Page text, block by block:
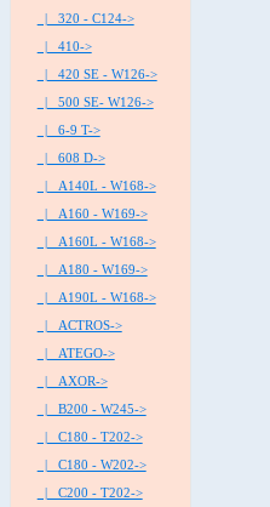
|_ 320 - C124->
|_ 410->
|_ 420 SE - W126->
|_ 500 SE- W126->
|_ 6-9 T->
|_ 608 D->
|_ A140L - W168->
|_ A160 - W169->
|_ A160L - W168->
|_ A180 - W169->
|_ A190L - W168->
|_ ACTROS->
|_ ATEGO->
|_ AXOR->
|_ B200 - W245->
|_ C180 - T202->
|_ C180 - W202->
|_ C200 - T202->